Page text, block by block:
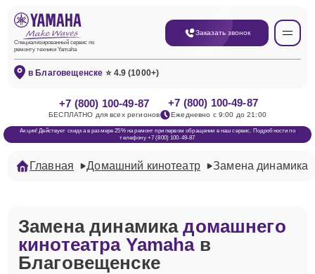
Специализированный сервис по
ремонту техники Yamaha
Заказать звонок
в Благовещенске ⭐ 4.9 (1000+)
+7 (800) 100-49-87
БЕСПЛАТНО для всех регионов
+7 (800) 100-49-87
Ежедневно с 9:00 до 21:00
Акция! Действует скидка в размере 25% на ремонт при первом обращении в наш сервис. Подробности по
телефону +7 (800) 100-49-87
Главная Домашний кинотеатр Замена динамика
Замена динамикадомашнего
кинотеатра Yamahaв
Благовещенске